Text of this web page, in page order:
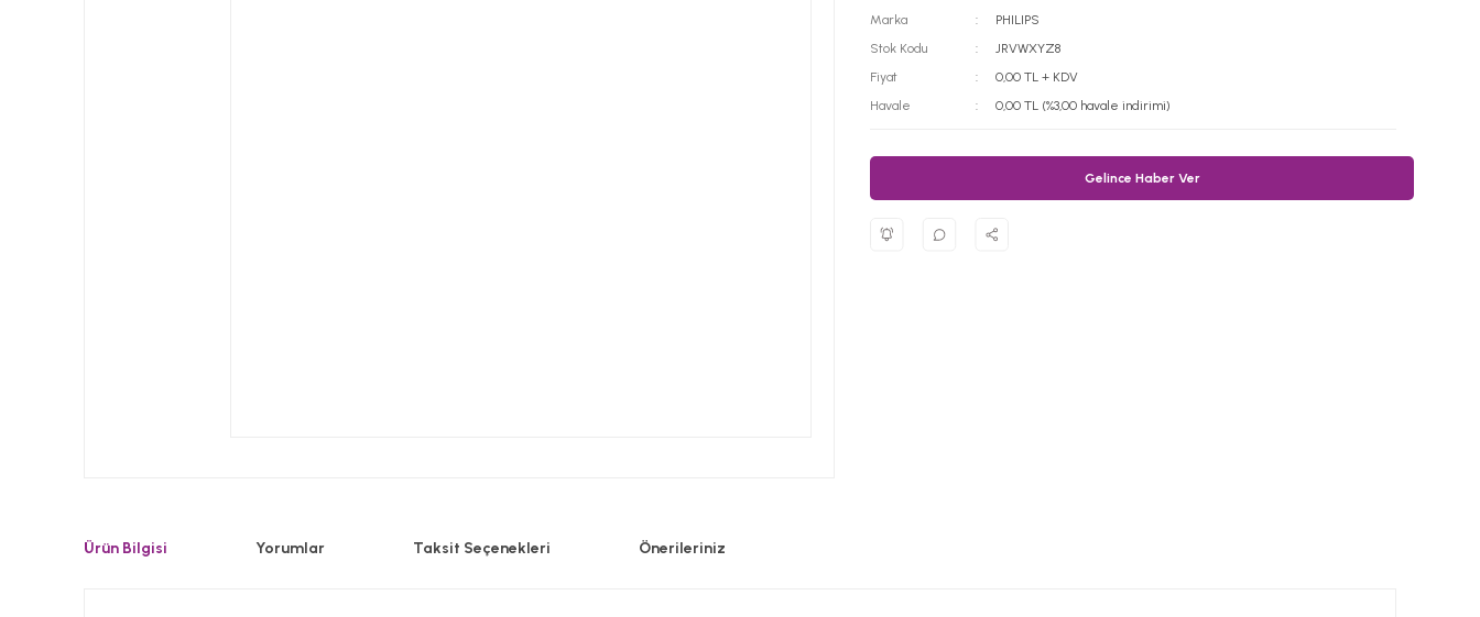
Marka
PHILIPS
Stok Kodu
JRVWXYZ8
Fiyat
0,00 TL + KDV
Havale
0,00 TL (%3,00 havale indirimi)
Gelince Haber Ver
Ürün Bilgisi Yorumlar Taksit Seçenekleri Önerileriniz